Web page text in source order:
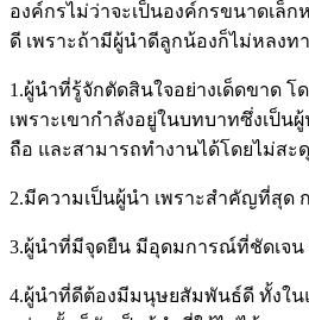
องค์กรไม่ว่าจะเป็นองค์กรขนาดเล็
ดี เพราะถ้ามีผู้นำดีลูกน้องก็ไม่หลง
1.ผู้นำที่รู้จักตัดสินใจอย่างเด็ดขาด
เพราะเขากำลังอยู่ในบทบาทซึ่งเป็
ถือ และสามารถทำงานได้โดยไม่สะ
2.มีความเป็นผู้นำ เพราะสำคัญที่สุด
3.ผู้นำที่มีจุดยืน มีอุดมการณ์ที่ชัดเจน
4.ผู้นำที่ดีต้องมีมนุษยสัมพันธ์ดี ทั้งใน